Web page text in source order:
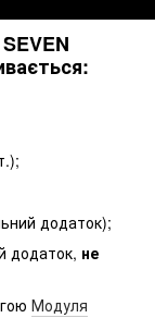
додаток);
додаток, не
Модуля